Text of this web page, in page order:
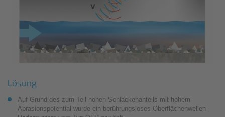
Lösung
Auf Grund des zum Teil hohen Schlackenanteils mit hohem
Abrasionspotential wurde ein berührungsloses Oberflächenwellen-